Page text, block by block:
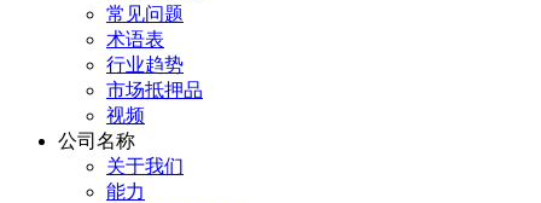
常见问题
术语表
行业趋势
市场抵押品
视频
公司名称
关于我们
能力